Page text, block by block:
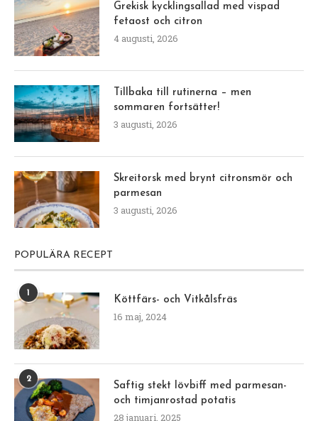
Grekisk kycklingsallad med vispad
fetaost och citron
4 augusti, 2026
Tillbaka till rutinerna – men
sommaren fortsätter!
3 augusti, 2026
Skreitorsk med brynt citronsmör och
parmesan
3 augusti, 2026
POPULÄRA RECEPT
Köttfärs- och Vitkålsfräs
16 maj, 2024
2
Saftig stekt lövbiff med parmesan-
och timjanrostad potatis
28 januari, 2025